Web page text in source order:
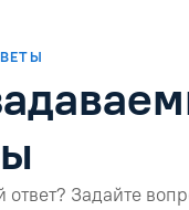
Задайте